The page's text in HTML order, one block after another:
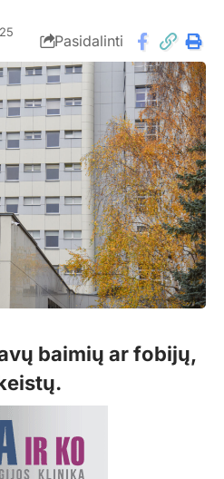
Pasidalinti
baimių ar fobijų,